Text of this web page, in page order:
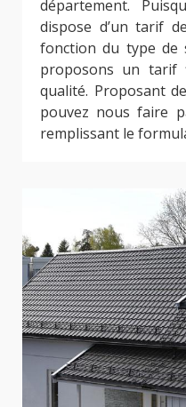
département.
dispose d’un tarif
fonction du type de
proposons un tarif
qualité. Proposant
pouvez nous faire
remplissant le